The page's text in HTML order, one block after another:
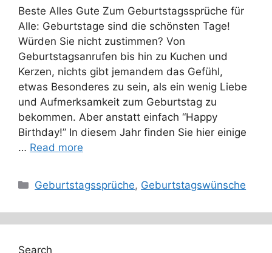
Beste Alles Gute Zum Geburtstagssprüche für
Alle: Geburtstage sind die schönsten Tage!
Würden Sie nicht zustimmen? Von
Geburtstagsanrufen bis hin zu Kuchen und
Kerzen, nichts gibt jemandem das Gefühl,
etwas Besonderes zu sein, als ein wenig Liebe
und Aufmerksamkeit zum Geburtstag zu
bekommen. Aber anstatt einfach “Happy
Birthday!” In diesem Jahr finden Sie hier einige
… Read more
Categories
Geburtstagssprüche, Geburtstagswünsche
Search